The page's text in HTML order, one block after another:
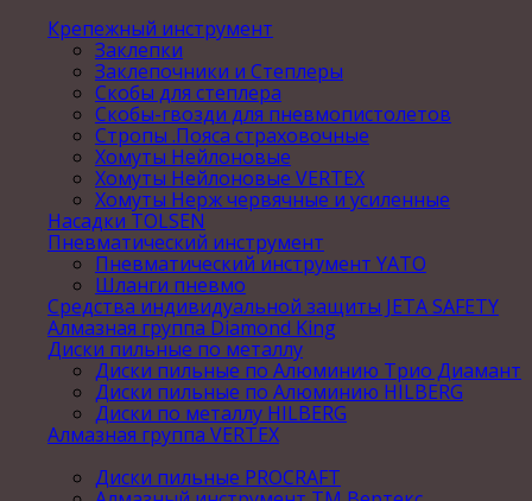
Крепежный инструмент
Заклепки
Заклепочники и Степлеры
Скобы для степлера
Скобы-гвозди для пневмопистолетов
Стропы .Пояса страховочные
Хомуты Нейлоновые
Хомуты Нейлоновые VERTEX
Хомуты Нерж червячные и усиленные
Насадки TOLSEN
Пневматический инструмент
Пневматический инструмент YATO
Шланги пневмо
Средства индивидуальной защиты JETA SAFETY
Алмазная группа Diamond King
Диски пильные по металлу
Диски пильные по Алюминию Трио Диамант
Диски пильные по Алюминию HILBERG
Диски по металлу HILBERG
Алмазная группа VERTEX
Диски пильные PROCRAFT